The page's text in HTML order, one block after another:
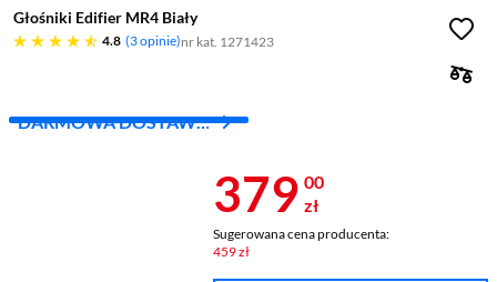
Głośniki Edifier MR4 Biały
4.8
4.8 gwiazdek 3 opinie nr kat. 1271423
DARMOWA DOSTAWA
Cena 379 zł
379 00
zł
Sugerowana cena producenta:
459 zł